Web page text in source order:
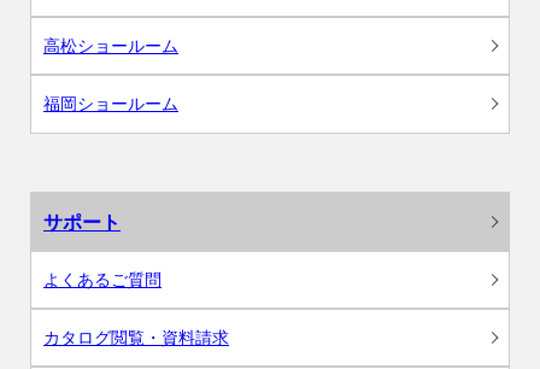
高松ショールーム
福岡ショールーム
サポート
よくあるご質問
カタログ閲覧・資料請求